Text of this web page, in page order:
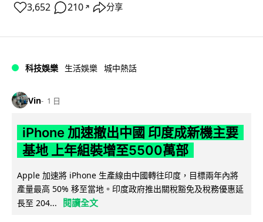
3,652 210 ↗ 分享
科技娛樂 生活娛樂 城中熱話
Vin 1 日
iPhone 加速撤出中國 印度成新機主要
基地 上年組裝增至5500萬部
Apple 加速將 iPhone 生產線由中國轉往印度，目標兩年內將
產量最高 50% 移至當地。印度政府推出關稅豁免及稅務優惠延
長至 204...
閱讀全文